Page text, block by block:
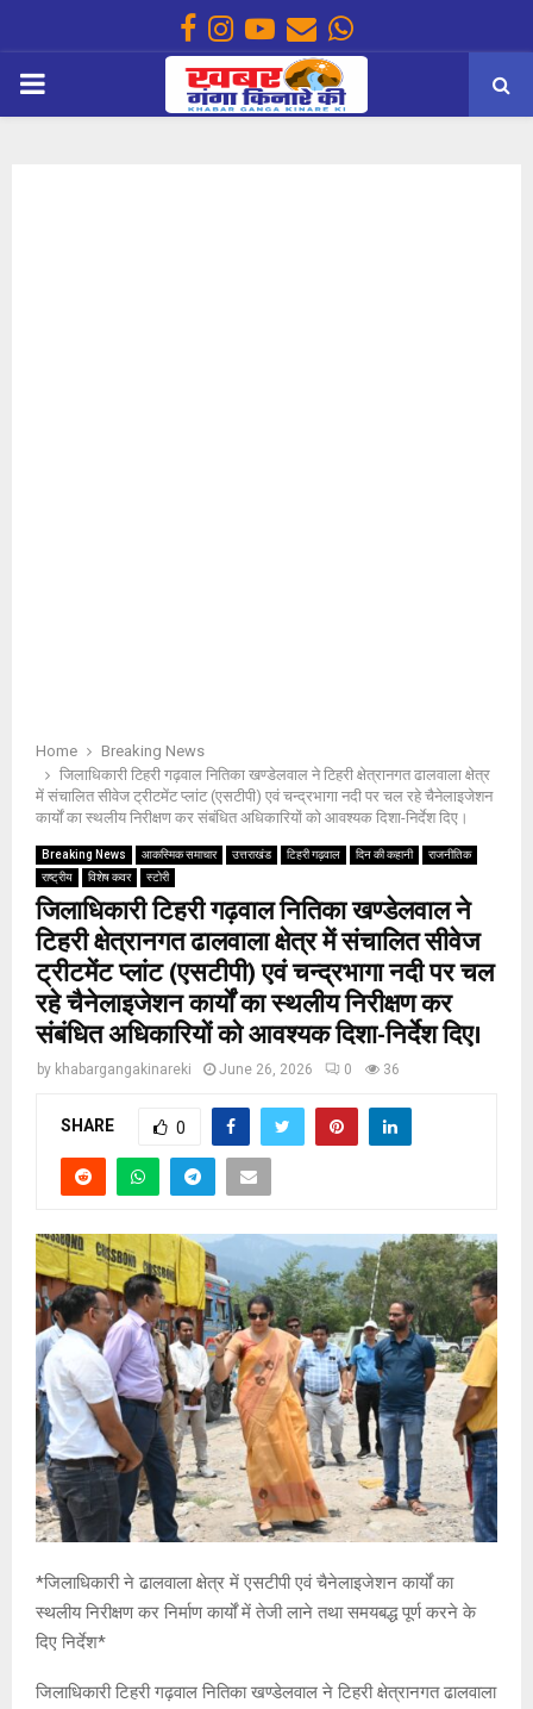
Facebook
Instagram
Youtube
EmailWhatsapp
PRIMARY
Home
Breaking News
जिलाधिकारी टिहरी गढ़वाल नितिका खण्डेलवाल ने टिहरी क्षेत्रानगत ढालवाला क्षेत्र
में संचालित सीवेज ट्रीटमेंट प्लांट (एसटीपी) एवं चन्द्रभागा नदी पर चल रहे चैनेलाइजेशन
कार्यों का स्थलीय निरीक्षण कर संबंधित अधिकारियों को आवश्यक दिशा-निर्देश दिए।
Breaking News आकस्मिक समाचार उत्तराखंड टिहरी गढ़वाल दिन की कहानी
राजनीतिक
राष्ट्रीय
विशेष कवर स्टोरी
जिलाधिकारी टिहरी गढ़वाल नितिका खण्डेलवाल ने
टिहरी क्षेत्रानगत ढालवाला क्षेत्र में संचालित सीवेज
ट्रीटमेंट प्लांट (एसटीपी) एवं चन्द्रभागा नदी पर चल
रहे चैनेलाइजेशन कार्यों का स्थलीय निरीक्षण कर
संबंधित अधिकारियों को आवश्यक दिशा-निर्देश दिए।
by khabargangakinareki June 26, 2026 0 36
SHARE 0
*जिलाधिकारी ने ढालवाला क्षेत्र में एसटीपी एवं चैनेलाइजेशन कार्यों का
स्थलीय निरीक्षण कर निर्माण कार्यों में तेजी लाने तथा समयबद्ध पूर्ण करने के
दिए निर्देश*
जिलाधिकारी टिहरी गढ़वाल नितिका खण्डेलवाल ने टिहरी क्षेत्रानगत ढालवाला